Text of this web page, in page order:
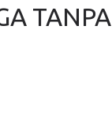
TANPA